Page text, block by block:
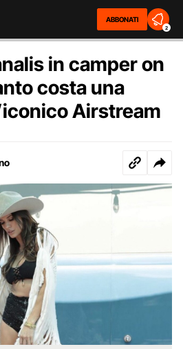
ABBONATI
2
in camper on
costa una
Airstream